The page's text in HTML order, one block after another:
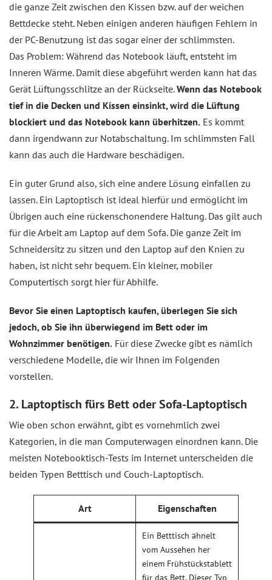
die ganze Zeit zwischen den Kissen bzw. auf der weichen
Bettdecke steht. Neben einigen anderen häufigen Fehlern in
der PC-Benutzung ist das sogar einer der schlimmsten.
Das Problem: Während das Notebook läuft, entsteht im
Inneren Wärme. Damit diese abgeführt werden kann hat das
Gerät Lüftungsschlitze an der Rückseite.Wenn das Notebook
tief in die Decken und Kissen einsinkt, wird die Lüftung
blockiert und das Notebook kann überhitzen. Es kommt
dann irgendwann zur Notabschaltung. Im schlimmsten Fall
kann das auch die Hardware beschädigen.
Ein guter Grund also, sich eine andere Lösung einfallen zu
lassen. Ein Laptoptisch ist ideal hierfür und ermöglicht im
Übrigen auch eine rückenschonendere Haltung. Das gilt auch
für die Arbeit am Laptop auf dem Sofa. Die ganze Zeit im
Schneidersitz zu sitzen und den Laptop auf den Knien zu
haben, ist nicht sehr bequem. Ein kleiner, mobiler
Computertisch sorgt hier für Abhilfe.
Bevor Sie einen Laptoptisch kaufen, überlegen Sie sich
jedoch, ob Sie ihn überwiegend im Bett oder im
Wohnzimmer benötigen. Für diese Zwecke gibt es nämlich
verschiedene Modelle, die wir Ihnen im Folgenden
vorstellen.
2. Laptoptisch fürs Bett oder Sofa-Laptoptisch
Wie oben schon erwähnt, gibt es vornehmlich zwei
Kategorien, in die man Computerwagen einordnen kann. Die
meisten Notebooktisch-Tests im Internet unterscheiden die
beiden Typen Betttisch und Couch-Laptoptisch.
Art Eigenschaften
Ein Betttisch ähnelt
vom Aussehen her
einem Frühstückstablett
für das Bett. Dieser Typ